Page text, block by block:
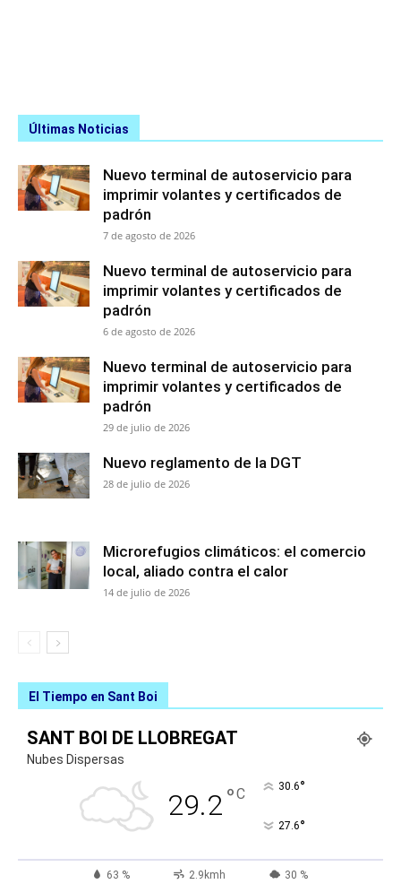
Últimas Noticias
Nuevo terminal de autoservicio para
imprimir volantes y certificados de
padrón
7 de agosto de 2026
Nuevo terminal de autoservicio para
imprimir volantes y certificados de
padrón
6 de agosto de 2026
Nuevo terminal de autoservicio para
imprimir volantes y certificados de
padrón
29 de julio de 2026
Nuevo reglamento de la DGT
28 de julio de 2026
Microrefugios climáticos: el comercio
local, aliado contra el calor
14 de julio de 2026
El Tiempo en Sant Boi
SANT BOI DE LLOBREGAT
Nubes Dispersas
29.2°C 30.6°
27.6°
63 % 2.9kmh 30 %